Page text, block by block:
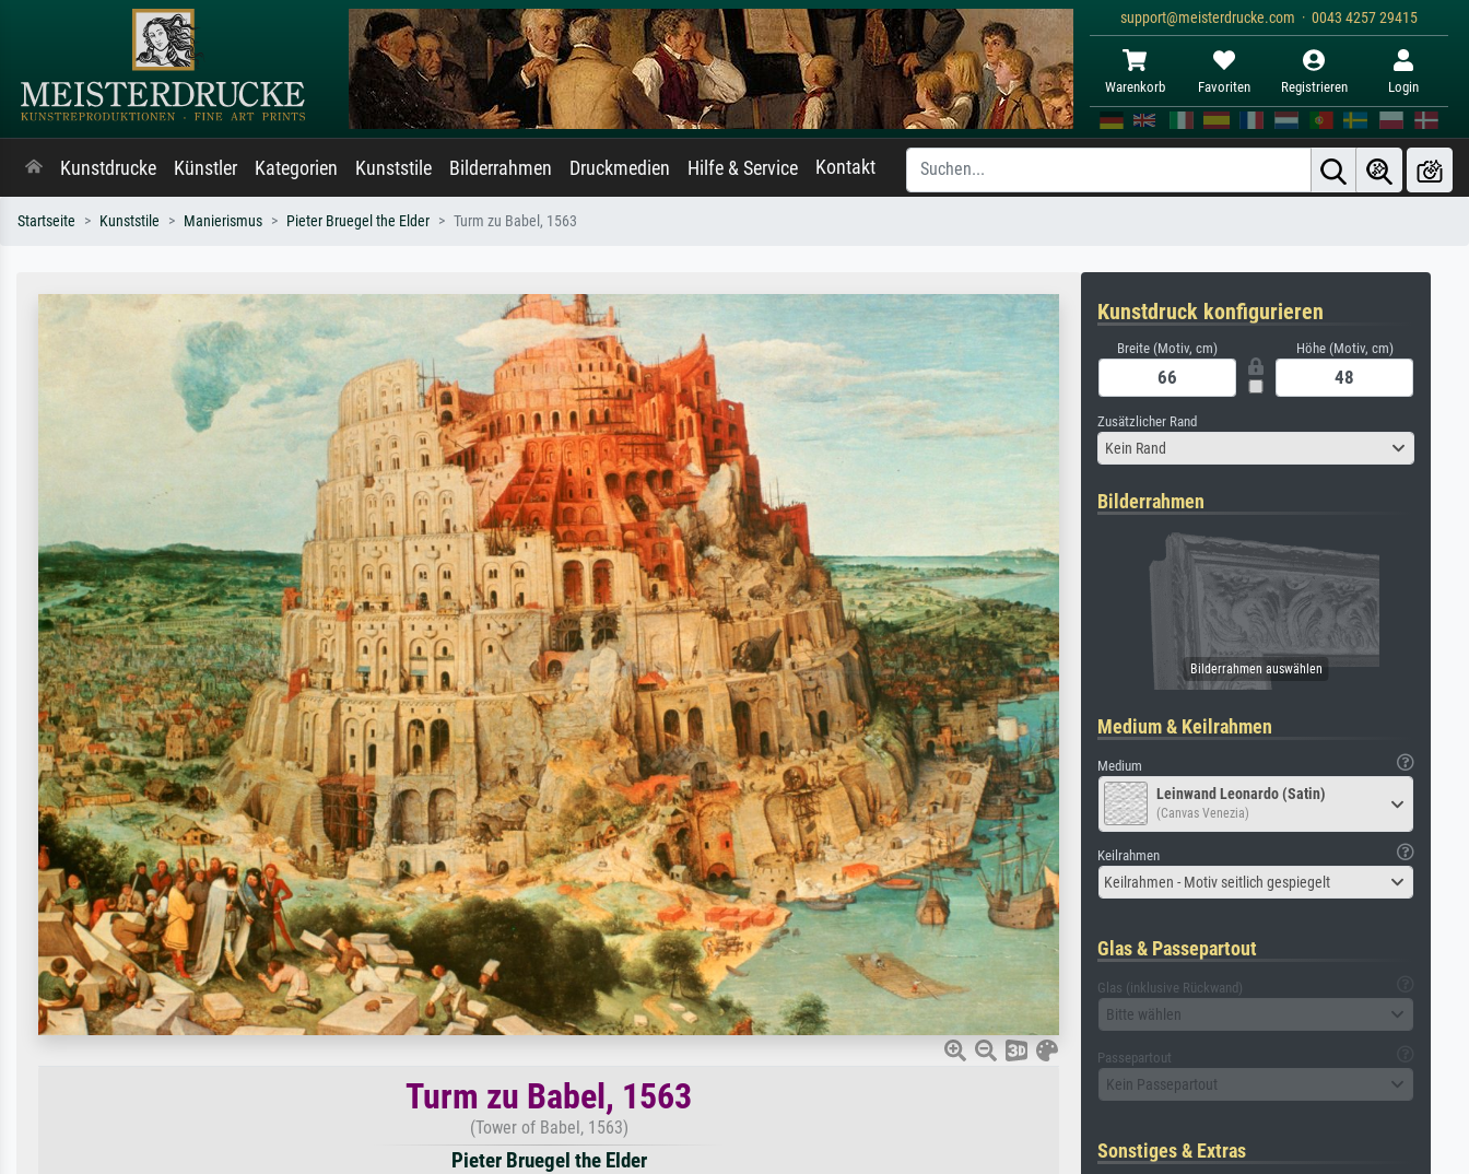
support@meisterdrucke.com · 0043 4257 29415
Warenkorb Favoriten Registrieren Login
Kunstdrucke Künstler Kategorien Kunststile Bilderrahmen Druckmedien Hilfe & Service Kontakt
Startseite Kunststile Manierismus Pieter Bruegel the Elder Turm zu Babel, 1563
Turm zu Babel, 1563
(Tower of Babel, 1563)
Pieter Bruegel the Elder
Kunstdruck konfigurieren
Breite (Motiv, cm) Höhe (Motiv, cm)
Zusätzlicher Rand
Kein Rand
Bilderrahmen
Medium & Keilrahmen
Medium
Leinwand Leonardo (Satin)
(Canvas Venezia)
Keilrahmen
Keilrahmen - Motiv seitlich gespiegelt
Glas & Passepartout
Glas (inklusive Rückwand)
Bitte wählen
Passepartout
Kein Passepartout
Sonstiges & Extras